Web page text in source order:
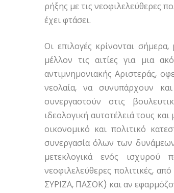
ρήξης με τις νεοφιλελεύθερες
έχει φτάσει.
Οι επιλογές κρίνονται
μέλλον τις αιτίες για μια
αντιμνημονιακής Αριστεράς,
νεολαία, να συνυπάρχουν
συνεργαστούν στις
ιδεολογική αυτοτέλειά τους
οικονομικό και πολιτικό
συνεργασία όλων των
μετεκλογικά ενός ισχυρού
νεοφιλελεύθερες πολιτικές,
ΣΥΡΙΖΑ, ΠΑΣΟΚ) και αν